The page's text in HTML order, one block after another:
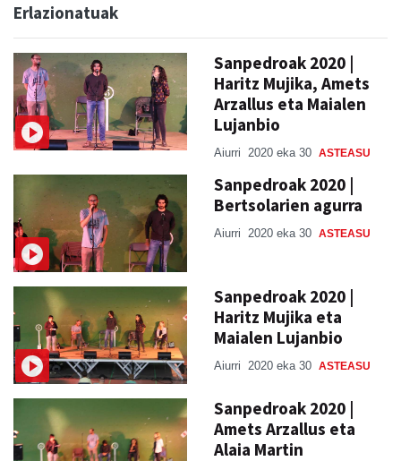
Erlazionatuak
Sanpedroak 2020 |
Haritz Mujika, Amets
Arzallus eta Maialen
Lujanbio
Aiurri 2020 eka 30 ASTEASU
Sanpedroak 2020 |
Bertsolarien agurra
Aiurri 2020 eka 30 ASTEASU
Sanpedroak 2020 |
Haritz Mujika eta
Maialen Lujanbio
Aiurri 2020 eka 30 ASTEASU
Sanpedroak 2020 |
Amets Arzallus eta
Alaia Martin